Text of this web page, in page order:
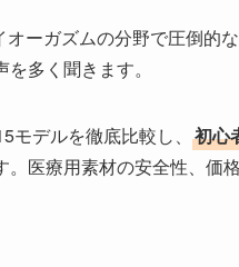
ーガズムの分野で圧倒的
を多く聞きます。
デルを徹底比較し、 初心
医療用素材の安全性、価